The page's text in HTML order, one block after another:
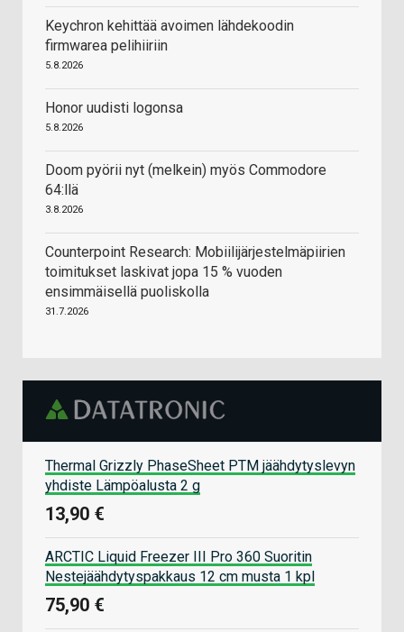
Keychron kehittää avoimen lähdekoodin
firmwarea pelihiiriin
5.8.2026
Honor uudisti logonsa
5.8.2026
Doom pyörii nyt (melkein) myös Commodore
64:llä
3.8.2026
Counterpoint Research: Mobiilijärjestelmäpiirien
toimitukset laskivat jopa 15 % vuoden
ensimmäisellä puoliskolla
31.7.2026
Thermal Grizzly PhaseSheet PTM jäähdytyslevyn
yhdiste Lämpöalusta 2 g
13,90 €
ARCTIC Liquid Freezer III Pro 360 Suoritin
Nestejäähdytyspakkaus 12 cm musta 1 kpl
75,90 €